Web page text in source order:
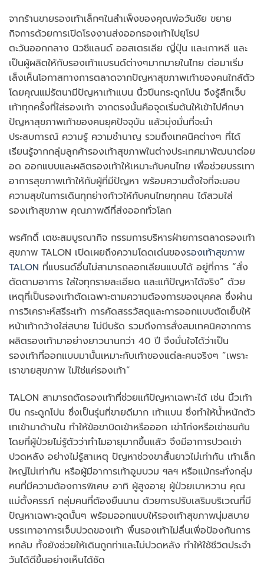
จากร้านขายรองเท้าเล็กๆในสำเพ็งของคุณพ่อวันชัย ขยาย
กิจการด้วยการเปิดโรงงานส่งออกรองเท้าไปยุโรป
ตะวันออกกลาง นิวซีแลนด์ ออสเตรเลีย ญี่ปุ่น และเกาหลี และ
เป็นผู้ผลิตให้กับรองเท้าแบรนด์ต่างๆมากมายในไทย ต่อมาเริ่ม
เล็งเห็นโอกาสทางการตลาดจากปัญหาสุขภาพเท้าของคนใกล้ตัว
โดยคุณแม่รัตนามีปัญหาเท้าแบน นิ้วปีนกระดูกโปน จึงรู้สึกเจ็บ
เท้าทุกครั้งที่ใส่รองเท้า จากตรงนั้นคือจุดเริ่มต้นให้เข้าไปศึกษา
ปัญหาสุขภาพเท้าของคนยุคปัจจุบัน แล้วมุ่งมั่นที่จะนำ
ประสบการณ์ ความรู้ ความชำนาญ รวมถึงเทคนิคต่างๆ ที่ได้
เรียนรู้จากกลุ่มลูกค้ารองเท้าสุขภาพในต่างประเทศมาพัฒนาต่อย
อด ออกแบบและผลิตรองเท้าให้เหมาะกับคนไทย เพื่อช่วยบรรเทา
อาการสุขภาพเท้าให้กับผู้ที่มีปัญหา พร้อมความตั้งใจที่จะมอบ
ความสุขในการเดินทุกย่างก้าวให้กับคนไทยทุกคน ได้สวมใส่
รองเท้าสุขภาพ คุณภาพดีที่ส่งออกทั่วโลก
พรศักดิ์ เตชะสมบูรณากิจ กรรมการบริหารฝ่ายการตลาดรองเท้า
สุขภาพ TALON เปิดเผยถึงความโดดเด่นของรองเท้าสุขภาพ
TALON ที่แบรนด์อื่นไม่สามารถลอกเลียนแบบได้ อยู่ที่การ “สั่ง
ตัดตามอาการ ใส่ใจทุกรายละเอียด และแก้ปัญหาได้จริง” ด้วย
เหตุที่เป็นรองเท้าตัดเฉพาะตามความต้องการของบุคคล ซึ่งผ่าน
การวิเคราะห์สรีระเท้า การคัดสรรวัสดุและการออกแบบตัดเย็บให้
หน้าเท้ากว้างใส่สบาย ไม่บีบรัด รวมถึงการสั่งสมเทคนิคจากการ
ผลิตรองเท้ามาอย่างยาวนานกว่า 40 ปี จึงมั่นใจได้ว่าเป็น
รองเท้าที่ออกแบบมานั้นเหมาะกับเท้าของแต่ละคนจริงๆ ”เพราะ
เราขายสุขภาพ ไม่ใช่แค่รองเท้า”
TALON สามารถตัดรองเท้าที่ช่วยแก้ปัญหาเฉพาะได้ เช่น นิ้วเท้า
ปีน กระดูกโปน ซึ่งเป็นรุ่นที่ขายดีมาก เท้าแบน ซึ่งทำให้น้ำหนักตัว
เทเข้ามาด้านใน ทำให้ข้อขาบิดเข้าหรือออก เข่าโก่งหรือเข่าชนกัน
โดยที่ผู้ป่วยไม่รู้ตัวว่าทำไมอายุมากขึ้นแล้ว จึงมีอาการปวดเข่า
ปวดหลัง อย่างไม่รู้สาเหตุ ปัญหาช่วงขาสั้นยาวไม่เท่ากัน เท้าเล็ก
ใหญ่ไม่เท่ากัน หรือผู้มีอาการเท้าอูมบวม ฯลฯ หรือแม้กระทั่งกลุ่ม
คนที่มีความต้องการพิเศษ อาทิ ผู้สูงอายุ ผู้ป่วยเบาหวาน คุณ
แม่ตั้งครรภ์ กลุ่มคนที่ต้องยืนนาน ด้วยการปรับเสริมบริเวณที่มี
ปัญหาเฉพาะจุดนั้นๆ พร้อมออกแบบให้รองเท้าสุขภาพนุ่มสบาย
บรรเทาอาการเจ็บปวดของเท้า พื้นรองเท้าไม่ลื่นเพื่อป้องกันการ
หกล้ม ทั้งยังช่วยให้เดินถูกท่าและไม่ปวดหลัง ทำให้ใช้ชีวิตประจำ
วันได้ดีขึ้นอย่างเห็นได้ชัด